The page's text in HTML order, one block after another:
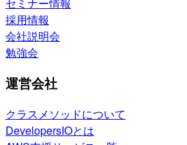
セミナー情報
採用情報
会社説明会
勉強会
運営会社
クラスメソッドについて
DevelopersIOとは